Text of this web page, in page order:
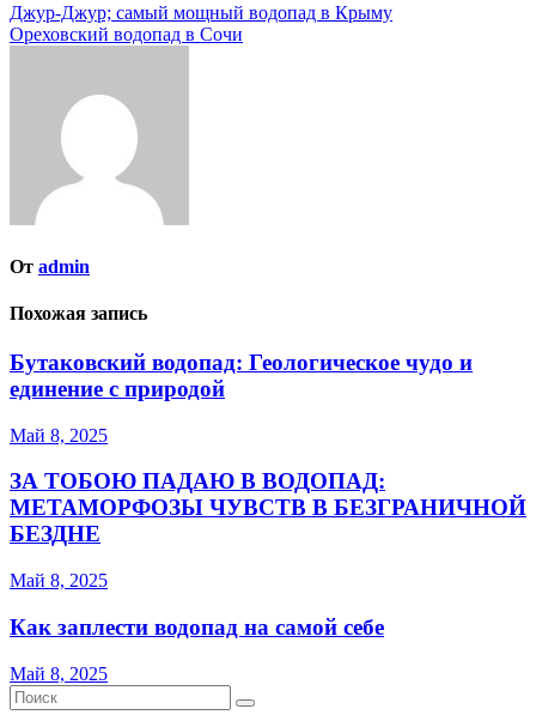
Навигация
по
Джур-Джур; самый мощный водопад в Крыму
Ореховский водопад в Сочи
От admin
Похожая запись
Бутаковский водопад: Геологическое чудо и
единение с природой
Май 8, 2025
ЗА ТОБОЮ ПАДАЮ В ВОДОПАД:
МЕТАМОРФОЗЫ ЧУВСТВ В БЕЗГРАНИЧНОЙ
БЕЗДНЕ
Май 8, 2025
Как заплести водопад на самой себе
Май 8, 2025